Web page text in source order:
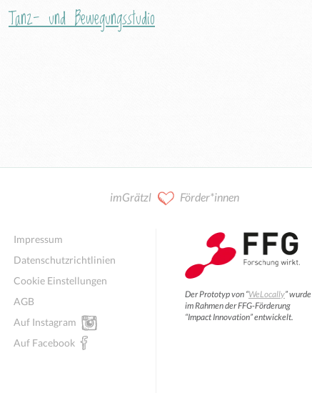
Tanz- und Bewegungsstudio
imGrätzl Förder*innen
Impressum
Datenschutzrichtlinien
Cookie Einstellungen
AGB
Auf Instagram
Auf Facebook
Der Prototyp von “WeLocally” wurde
im Rahmen der FFG-Förderung
“Impact Innovation” entwickelt.